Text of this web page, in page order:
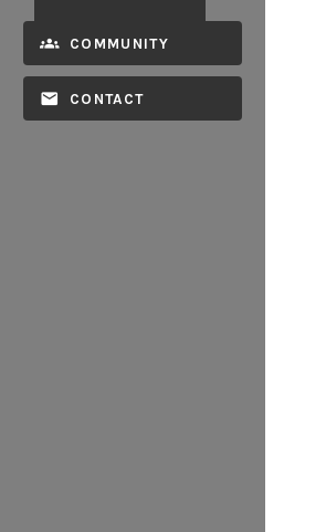
COMMUNITY
CONTACT